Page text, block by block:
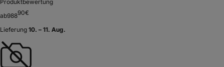
Produktbewertung
ab98890€
Lieferung 10. – 11. Aug.